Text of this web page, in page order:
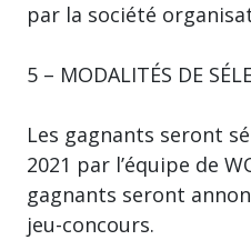
par la société
5 – MODALITÉS DE
Les gagnants seront
2021 par l’équipe de
gagnants seront
jeu-concours.